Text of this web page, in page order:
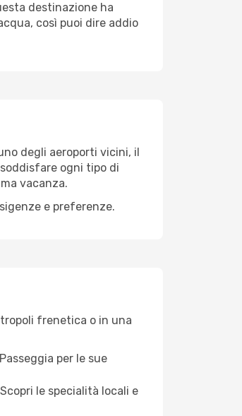
destinazione ha
così puoi dire addio
degli aeroporti vicini, il
ogni tipo di
vacanza.
e preferenze.
frenetica o in una
per le sue
le specialità locali e